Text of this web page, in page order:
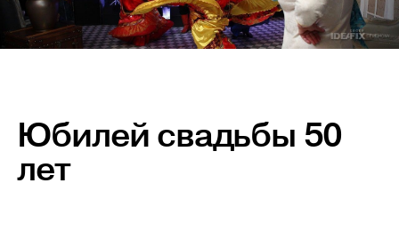
Юбилей свадьбы 50
лет